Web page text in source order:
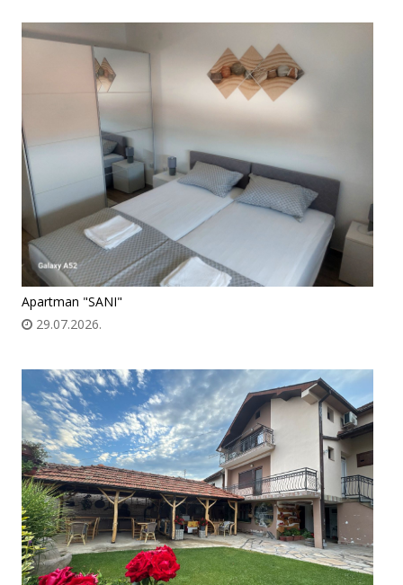
Apartman "SANI"
29.07.2026.